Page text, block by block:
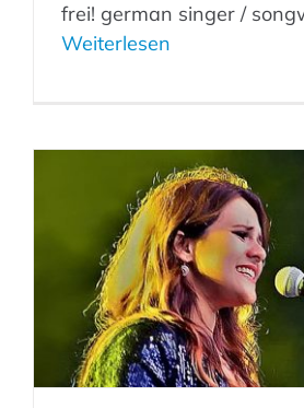
frei! german singer /
Weiterlesen